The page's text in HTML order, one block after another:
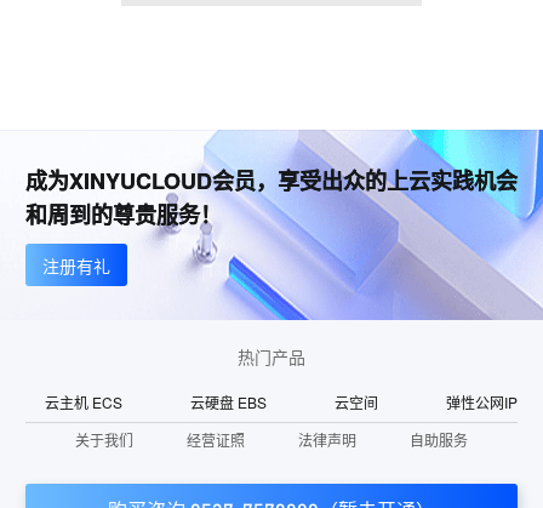
成为XINYUCLOUD会员，享受出众的上云实践机会
和周到的尊贵服务！
注册有礼
热门产品
云主机 ECS 云硬盘 EBS 云空间
弹性公网IP
关于我们
经营证照 法律声明 自助服务